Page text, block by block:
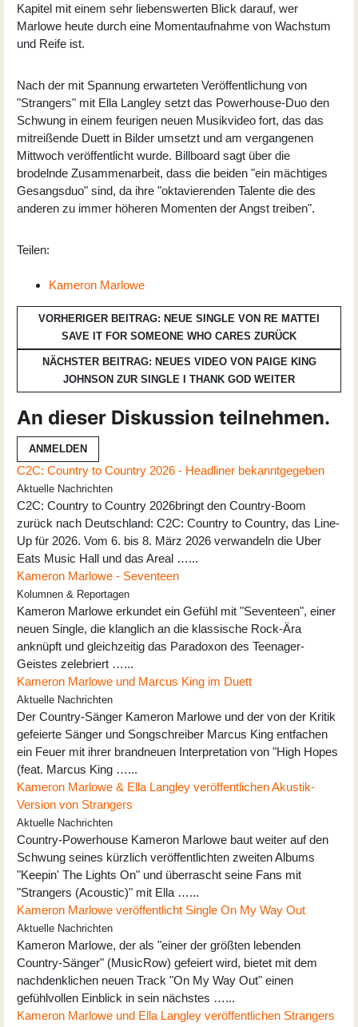
Kapitel mit einem sehr liebenswerten Blick darauf, wer
Marlowe heute durch eine Momentaufnahme von Wachstum
und Reife ist.
Nach der mit Spannung erwarteten Veröffentlichung von
"Strangers" mit Ella Langley setzt das Powerhouse-Duo den
Schwung in einem feurigen neuen Musikvideo fort, das das
mitreißende Duett in Bilder umsetzt und am vergangenen
Mittwoch veröffentlicht wurde. Billboard sagt über die
brodelnde Zusammenarbeit, dass die beiden "ein mächtiges
Gesangsduo" sind, da ihre "oktavierenden Talente die des
anderen zu immer höheren Momenten der Angst treiben".
Teilen:
Kameron Marlowe
VORHERIGER BEITRAG: NEUE SINGLE VON RE MATTEI
SAVE IT FOR SOMEONE WHO CARES ZURÜCK
NÄCHSTER BEITRAG: NEUES VIDEO VON PAIGE KING
JOHNSON ZUR SINGLE I THANK GOD WEITER
An dieser Diskussion teilnehmen.
ANMELDEN
C2C: Country to Country 2026 - Headliner bekanntgegeben
Aktuelle Nachrichten
C2C: Country to Country 2026bringt den Country-Boom
zurück nach Deutschland: C2C: Country to Country, das Line-
Up für 2026. Vom 6. bis 8. März 2026 verwandeln die Uber
Eats Music Hall und das Areal …...
Kameron Marlowe - Seventeen
Kolumnen & Reportagen
Kameron Marlowe erkundet ein Gefühl mit "Seventeen", einer
neuen Single, die klanglich an die klassische Rock-Ära
anknüpft und gleichzeitig das Paradoxon des Teenager-
Geistes zelebriert …...
Kameron Marlowe und Marcus King im Duett
Aktuelle Nachrichten
Der Country-Sänger Kameron Marlowe und der von der Kritik
gefeierte Sänger und Songschreiber Marcus King entfachen
ein Feuer mit ihrer brandneuen Interpretation von "High Hopes
(feat. Marcus King …...
Kameron Marlowe & Ella Langley veröffentlichen Akustik-
Version von Strangers
Aktuelle Nachrichten
Country-Powerhouse Kameron Marlowe baut weiter auf den
Schwung seines kürzlich veröffentlichten zweiten Albums
"Keepin' The Lights On" und überrascht seine Fans mit
"Strangers (Acoustic)" mit Ella …...
Kameron Marlowe veröffentlicht Single On My Way Out
Aktuelle Nachrichten
Kameron Marlowe, der als "einer der größten lebenden
Country-Sänger" (MusicRow) gefeiert wird, bietet mit dem
nachdenklichen neuen Track "On My Way Out" einen
gefühlvollen Einblick in sein nächstes …...
Kameron Marlowe und Ella Langley veröffentlichen Strangers